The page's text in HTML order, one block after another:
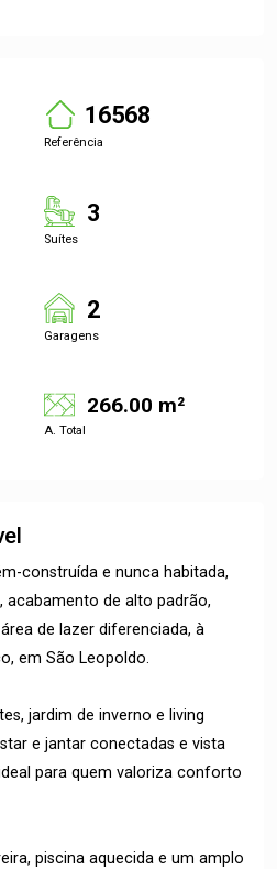
16568
Referência
3
Suítes
2
Garagens
266.00 m²
A. Total
construída e nunca habitada,
de alto padrão,
de lazer diferenciada, à
em São Leopoldo.
jardim de inverno e living
e jantar conectadas e vista
para quem valoriza conforto
piscina aquecida e um amplo